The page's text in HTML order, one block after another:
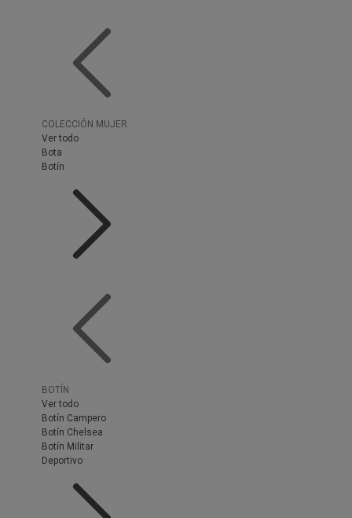
COLECCIÓN MUJER
Ver todo
Bota
Botín
BOTÍN
Ver todo
Botín Campero
Botín Chelsea
Botín Militar
Deportivo